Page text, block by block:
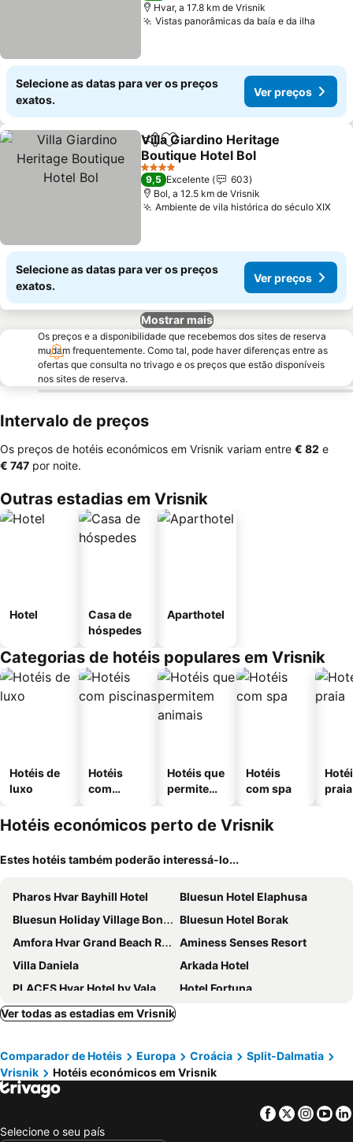
Hvar, a 17.8 km de Vrisnik
Vistas panorâmicas da baía e da ilha
Selecione as datas para ver os preços
exatos.
Ver preços
PartilharAdicionar aos favoritos
Villa Giardino Heritage
Boutique Hotel Bol
Ver preços
4 Estrelas
9,5 Excelente
603
Bol, a 12.5 km de Vrisnik
Ambiente de vila histórica do século XIX
Selecione as datas para ver os preços
exatos.
Ver preços
Mostrar mais
Os preços e a disponibilidade que recebemos dos sites de reserva
mudam frequentemente. Como tal, pode haver diferenças entre as
ofertas que consulta no trivago e os preços que estão disponíveis
nos sites de reserva.
Intervalo de preços
Os preços de hotéis económicos em Vrisnik variam entre ‎€ 82 e
‎€ 747 por noite.
Outras estadias em Vrisnik
Hotel
Casa de
hóspedes
Aparthotel
Categorias de hotéis populares em Vrisnik
Hotéis de
luxo
Hotéis
com
Hotéis que
permitem
Hotéis
com spa
praia
Hotéis económicos perto de Vrisnik
Estes hotéis também poderão interessá-lo...
Pharos Hvar Bayhill Hotel
Bluesun Hotel Elaphusa
Bluesun Holiday Village Bonaca
Bluesun Hotel Borak
Amfora Hvar Grand Beach Resort
Aminess Senses Resort
Villa Daniela
Arkada Hotel
PLACES Hvar Hotel by Valamar
Hotel Fortuna
Bretanide Sport & Wellness Resort
Maslina Resort
Hotel Ivan
Amfora Hvar
Boutique Hotel Bol
Apartments 1000 Flowers
Apartmani Ivanovic
Ver todas as estadias em Vrisnik
Comparador de Hotéis Europa Croácia
Split-Dalmatia
Vrisnik
Hotéis económicos em Vrisnik
Facebook
Twitter
Selecione o seu país